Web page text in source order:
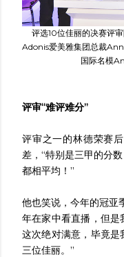
评选10位佳丽的决赛评
Adonis爱美雅集团总裁Ann
国际名模
评审“难评难分”
评审之一的林德荣赛
差，“特别是三甲的分
都相平均！”
他也笑说，今年的冠亚
年在家中看直播，但是
这次绝对满意，毕竟是
三位佳丽。”